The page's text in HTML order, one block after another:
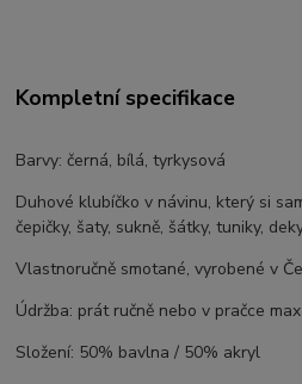
Kompletní specifikace
Barvy: černá, bílá, tyrkysová
Duhové klubíčko v návinu, který si
čepičky, šaty, sukně, šátky, tuniky,
Vlastnoručně smotané, vyrobené v
Údržba: prát ručně nebo v pračce
Složení: 50% bavlna / 50% akryl